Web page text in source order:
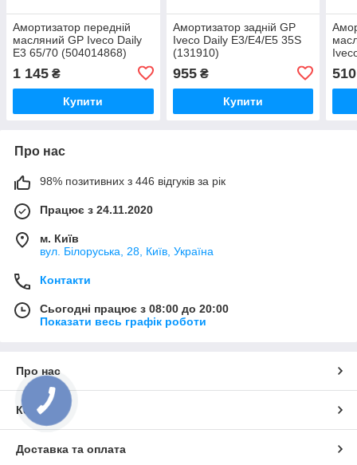
Амортизатор передній
масляний GP Iveco Daily
E3 65/70 (504014868)
1 145 ₴
Купити
Амортизатор задній GP
Iveco Daily E3/E4/E5 35S
(131910)
955₴
Купити
510
Про нас
98% позитивних з 446 відгуків за рік
Працює з 24.11.2020
м. Київ
вул. Білоруська, 28, Київ, Україна
Контакти
Сьогодні працює з 08:00 до 20:00
Показати весь графік роботи
Про нас
Контакти
Доставка та оплата